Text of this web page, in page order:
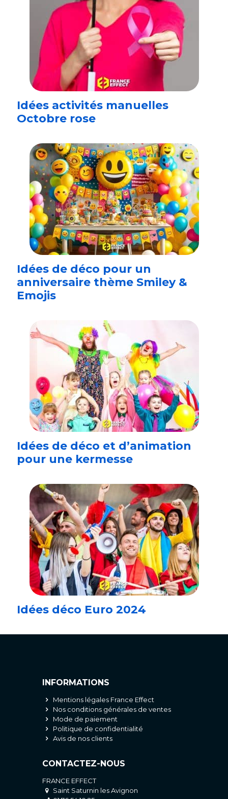
Idées activités manuelles
Octobre rose
Idées de déco pour un
anniversaire thème Smiley &
Emojis
Idées de déco et d’animation
pour une kermesse
Idées déco Euro 2024
INFORMATIONS
Mentions légales France Effect
Nos conditions générales de ventes
Mode de paiement
Politique de confidentialité
Avis de nos clients
CONTACTEZ-NOUS
FRANCE EFFECT
Saint Saturnin les Avignon